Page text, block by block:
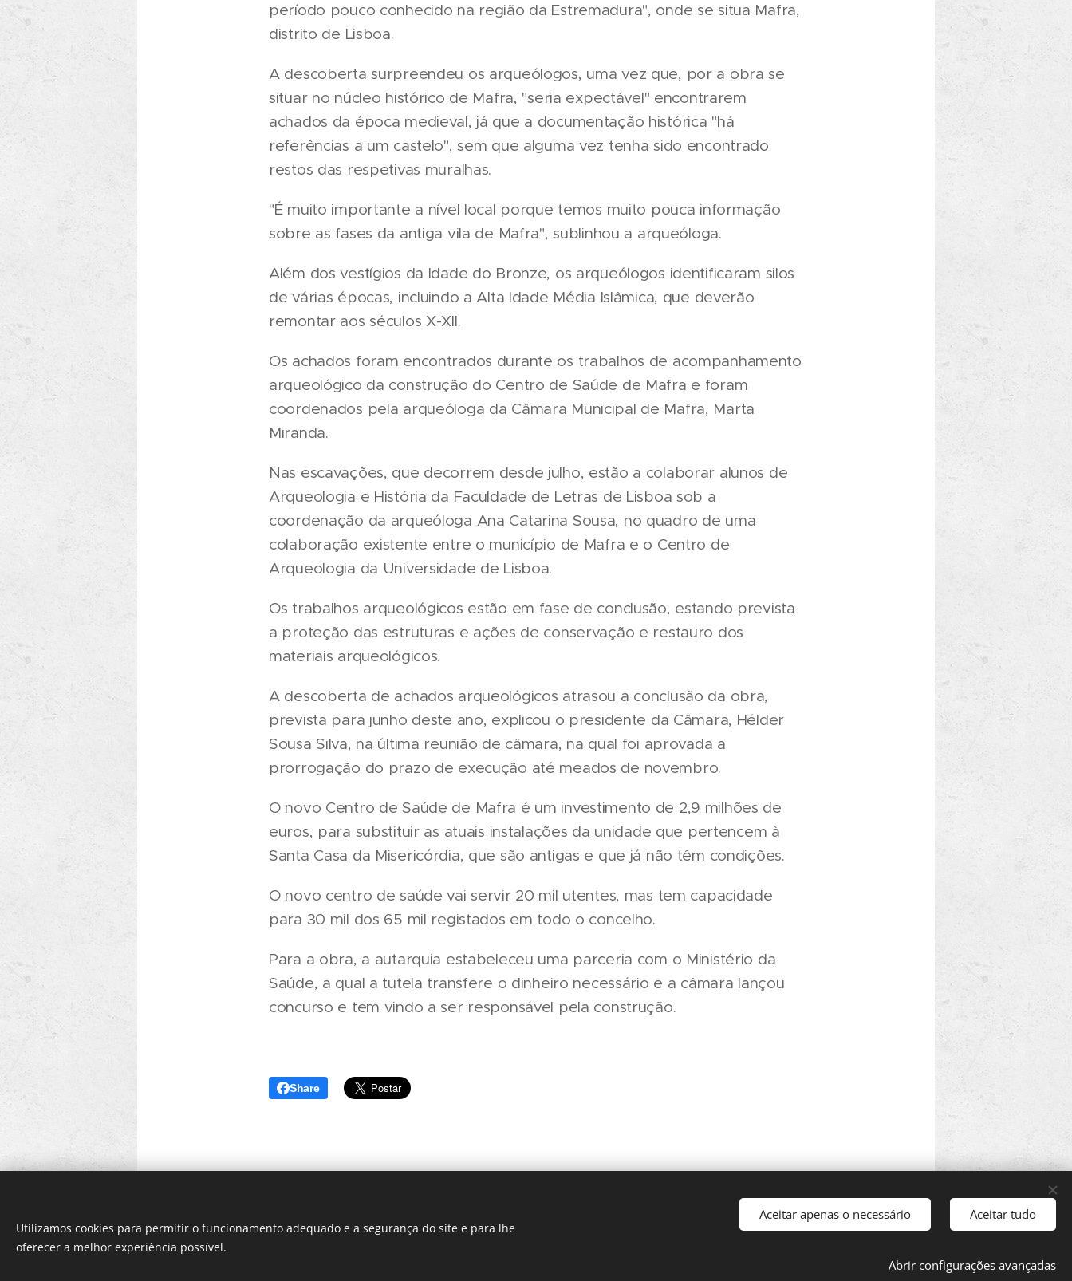
período pouco conhecido na região da Estremadura", onde se situa Mafra,
distrito de Lisboa.
A descoberta surpreendeu os arqueólogos, uma vez que, por a obra se
situar no núcleo histórico de Mafra, "seria expectável" encontrarem
achados da época medieval, já que a documentação histórica "há
referências a um castelo", sem que alguma vez tenha sido encontrado
restos das respetivas muralhas.
"É muito importante a nível local porque temos muito pouca informação
sobre as fases da antiga vila de Mafra", sublinhou a arqueóloga.
Além dos vestígios da Idade do Bronze, os arqueólogos identificaram silos
de várias épocas, incluindo a Alta Idade Média Islâmica, que deverão
remontar aos séculos X-XII.
Os achados foram encontrados durante os trabalhos de acompanhamento
arqueológico da construção do Centro de Saúde de Mafra e foram
coordenados pela arqueóloga da Câmara Municipal de Mafra, Marta
Miranda.
Nas escavações, que decorrem desde julho, estão a colaborar alunos de
Arqueologia e História da Faculdade de Letras de Lisboa sob a
coordenação da arqueóloga Ana Catarina Sousa, no quadro de uma
colaboração existente entre o município de Mafra e o Centro de
Arqueologia da Universidade de Lisboa.
Os trabalhos arqueológicos estão em fase de conclusão, estando prevista
a proteção das estruturas e ações de conservação e restauro dos
materiais arqueológicos.
A descoberta de achados arqueológicos atrasou a conclusão da obra,
prevista para junho deste ano, explicou o presidente da Câmara, Hélder
Sousa Silva, na última reunião de câmara, na qual foi aprovada a
prorrogação do prazo de execução até meados de novembro.
O novo Centro de Saúde de Mafra é um investimento de 2,9 milhões de
euros, para substituir as atuais instalações da unidade que pertencem à
Santa Casa da Misericórdia, que são antigas e que já não têm condições.
O novo centro de saúde vai servir 20 mil utentes, mas tem capacidade
para 30 mil dos 65 mil registados em todo o concelho.
Para a obra, a autarquia estabeleceu uma parceria com o Ministério da
Saúde, a qual a tutela transfere o dinheiro necessário e a câmara lançou
concurso e tem vindo a ser responsável pela construção.
Share
Utilizamos cookies para permitir o funcionamento adequado e a segurança do site e para lhe
oferecer a melhor experiência possível.
Aceitar apenas o necessário Aceitar tudo
Abrir configurações avançadas